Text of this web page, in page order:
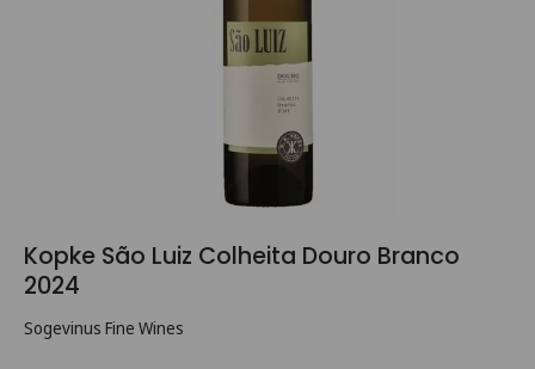
Kopke São Luiz Colheita Douro Branco
2024
Sogevinus Fine Wines